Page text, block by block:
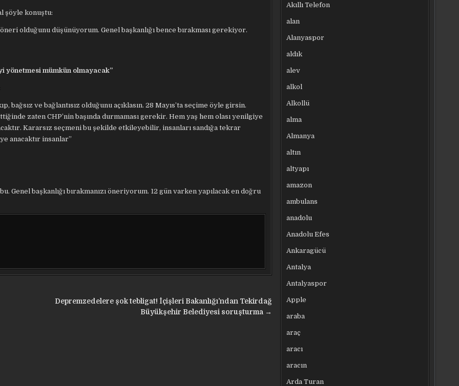
şöyle konuştu:
olduğunu düşünüyorum. Genel başkanlığı bence bırakması gerekiyor.
yönetmesi mümkün olmayacak”
bağsız ve bağlantısız olduğunu açıklasın. 28 Mayıs’ta seçime öyle girsin.
zaten CHP’nin başında durmaması gerekir. Hem yaş hem olası yenilgiye
Kararsız seçmeni bu şekilde etkileyebilir, insanları sandığa tekrar
anacaktır insanlar”
başkanlığı bırakmanızı öneriyorum. 12 gün varken yapılacak en doğru
Depremzedelere şok tebligat! İçişleri Bakanlığı’ndan Tekirdağ
Büyükşehir Belediyesi soruşturma →
Akıllı Telefon
alan
Alanyaspor
aldık
alev
alkol
Alkollü
alma
Almanya
altın
altyapı
amazon
ambulans
anadolu
Anadolu Efes
Ankaragücü
Antalya
Antalyaspor
Apple
araba
araç
aracı
aracın
Arda Turan